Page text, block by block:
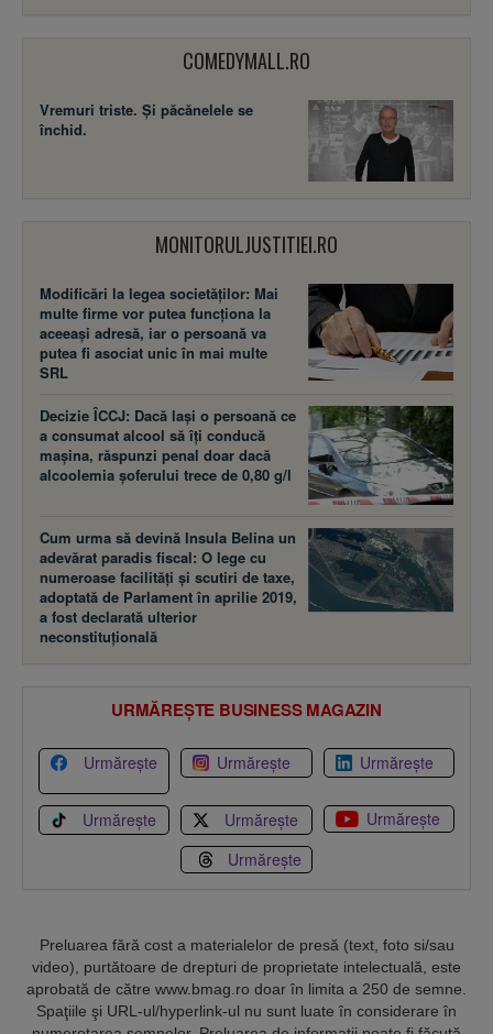
COMEDYMALL.RO
Vremuri triste. Şi păcănelele se
închid.
MONITORULJUSTITIEI.RO
Modificări la legea societăţilor: Mai
multe firme vor putea funcţiona la
aceeaşi adresă, iar o persoană va
putea fi asociat unic în mai multe
SRL
Decizie ÎCCJ: Dacă laşi o persoană ce
a consumat alcool să îţi conducă
maşina, răspunzi penal doar dacă
alcoolemia şoferului trece de 0,80 g/l
Cum urma să devină Insula Belina un
adevărat paradis fiscal: O lege cu
numeroase facilităţi şi scutiri de taxe,
adoptată de Parlament în aprilie 2019,
a fost declarată ulterior
neconstituţională
URMĂREȘTE BUSINESS MAGAZIN
Urmărește Urmărește Urmărește
Urmărește Urmărește
Urmărește
Urmărește
Preluarea fără cost a materialelor de presă (text, foto si/sau
video), purtătoare de drepturi de proprietate intelectuală, este
aprobată de către www.bmag.ro doar în limita a 250 de semne.
Spaţiile şi URL-ul/hyperlink-ul nu sunt luate în considerare în